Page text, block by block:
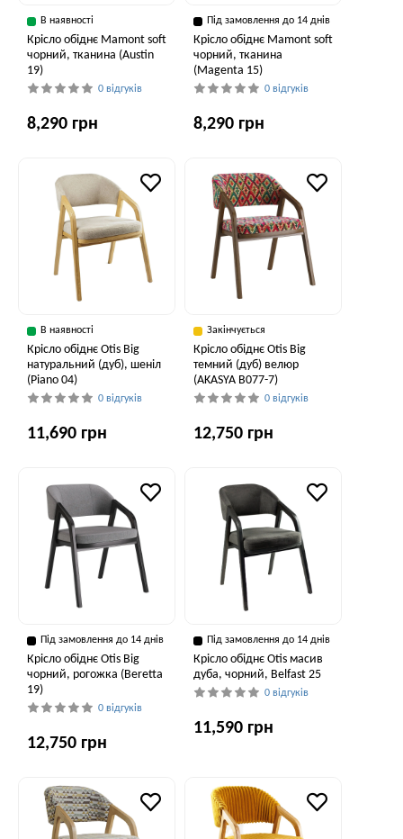
В наявності
Крісло обіднє Mamont soft
чорний, тканина (Austin
19)
0 відгуків
8,290 грн
Під замовлення до 14 днів
Крісло обіднє Mamont soft
чорний, тканина
(Magenta 15)
0 відгуків
8,290 грн
В наявності
Крісло обіднє Otis Big
натуральний (дуб), шеніл
(Piano 04)
0 відгуків
11,690 грн
Закінчується
Крісло обіднє Otis Big
темний (дуб) велюр
(AKASYA В077-7)
0 відгуків
12,750 грн
Під замовлення до 14 днів
Крісло обіднє Otis Big
чорний, рогожка (Beretta
19)
0 відгуків
12,750 грн
Під замовлення до 14 днів
Крісло обіднє Otis масив
дуба, чорний, Belfast 25
0 відгуків
11,590 грн